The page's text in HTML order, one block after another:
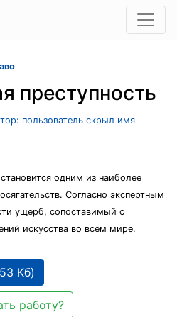
преступность
пользователь скрыл имя
одним из наиболее
Согласно экспертным
ущерб, сопоставимый с
искусства во всем мире.
Кб)
работу?